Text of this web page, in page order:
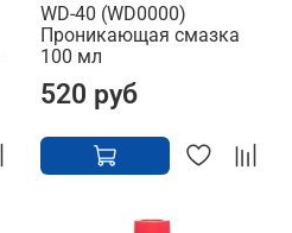
WD-40 (WD0000)
Проникающая смазка
100 мл
520 руб